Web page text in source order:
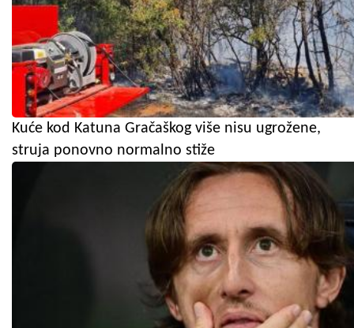
Kuće kod Katuna Gračaškog više nisu ugrožene,
struja ponovno normalno stiže